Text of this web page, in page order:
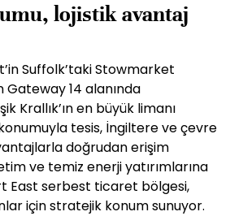
lojistik avantaj
Suffolk’taki Stowmarket
14 alanında
Krallık’ın en büyük limanı
tesis, İngiltere ve çevre
doğrudan erişim
ve temiz enerji yatırımlarına
East serbest ticaret bölgesi,
için stratejik konum sunuyor.